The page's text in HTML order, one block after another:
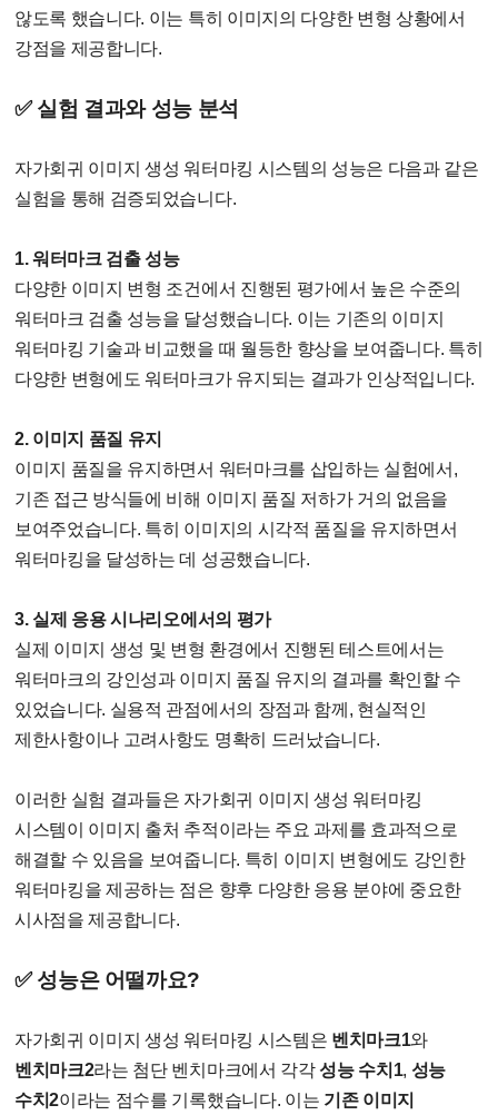
않도록 했습니다. 이는 특히 이미지의 다양한 변형 상황에서
강점을 제공합니다.
✅ 실험 결과와 성능 분석
자가회귀 이미지 생성 워터마킹 시스템의 성능은 다음과 같은
실험을 통해 검증되었습니다.
1. 워터마크 검출 성능
다양한 이미지 변형 조건에서 진행된 평가에서 높은 수준의
워터마크 검출 성능을 달성했습니다. 이는 기존의 이미지
워터마킹 기술과 비교했을 때 월등한 향상을 보여줍니다. 특히
다양한 변형에도 워터마크가 유지되는 결과가 인상적입니다.
2. 이미지 품질 유지
이미지 품질을 유지하면서 워터마크를 삽입하는 실험에서,
기존 접근 방식들에 비해 이미지 품질 저하가 거의 없음을
보여주었습니다. 특히 이미지의 시각적 품질을 유지하면서
워터마킹을 달성하는 데 성공했습니다.
3. 실제 응용 시나리오에서의 평가
실제 이미지 생성 및 변형 환경에서 진행된 테스트에서는
워터마크의 강인성과 이미지 품질 유지의 결과를 확인할 수
있었습니다. 실용적 관점에서의 장점과 함께, 현실적인
제한사항이나 고려사항도 명확히 드러났습니다.
이러한 실험 결과들은 자가회귀 이미지 생성 워터마킹
시스템이 이미지 출처 추적이라는 주요 과제를 효과적으로
해결할 수 있음을 보여줍니다. 특히 이미지 변형에도 강인한
워터마킹을 제공하는 점은 향후 다양한 응용 분야에 중요한
시사점을 제공합니다.
✅ 성능은 어떨까요?
자가회귀 이미지 생성 워터마킹 시스템은 벤치마크1와
벤치마크2라는 첨단 벤치마크에서 각각 성능 수치1, 성능
수치2이라는 점수를 기록했습니다. 이는 기존 이미지